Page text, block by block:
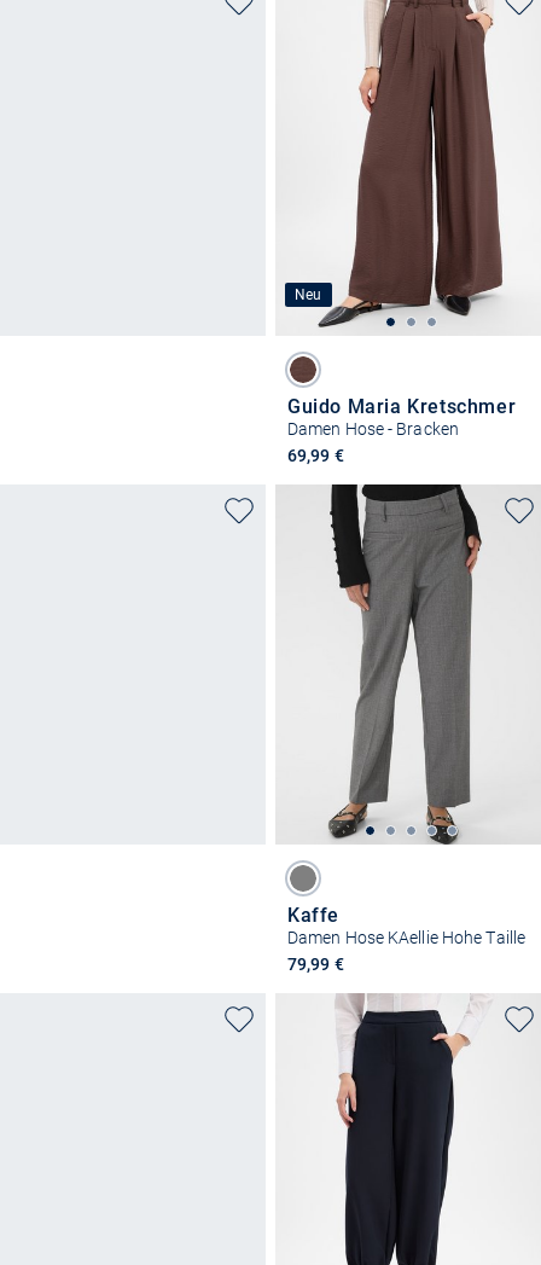
Neu
Guido Maria Kretschmer
Damen Hose - Bracken
69,99 €
Kaffe
Damen Hose KAellie Hohe Taille
79,99 €